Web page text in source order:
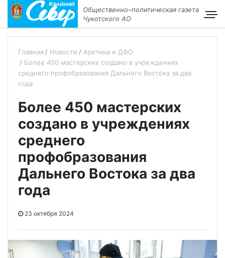
Общественно–политическая газета
Чукотского АО
Главная Новости
Арктика и ДФО
Более 450 мастерских создано в учреждениях
среднего профобразования Дальнего Востока за два
года
Более 450 мастерских
создано в учреждениях
среднего
профобразования
Дальнего Востока за два
года
23 октября 2024